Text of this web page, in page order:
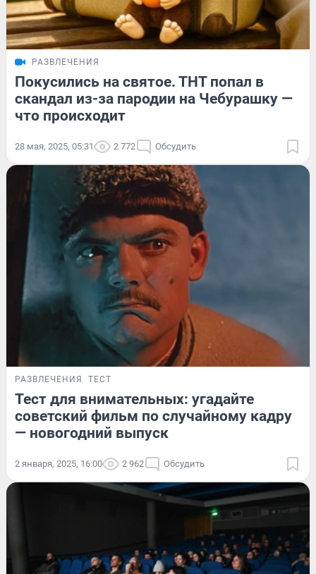
РАЗВЛЕЧЕНИЯ
Покусились на святое. ТНТ попал в
скандал из-за пародии на Чебурашку —
что происходит
28 мая, 2025, 05:31 2 772 Обсудить
РАЗВЛЕЧЕНИЯ ТЕСТ
Тест для внимательных: угадайте
советский фильм по случайному кадру
— новогодний выпуск
2 января, 2025, 16:00 2 962 Обсудить